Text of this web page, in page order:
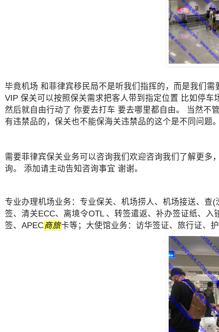
毕竟机场 和菲律宾移民局不是听我们指挥的，而是我们需
VIP 保关可以按照保关需求把客人带到指定位置 比如停
然后就自由行动了 你要去打车 要去哪里都自由。 当然不
有违禁品的，保关也不能保海关违禁品的这个是不同问题
需要菲律宾保关业务可以咨询我们欢迎咨询我们了解更多
询。 添加请主动告知咨询事宜 谢谢。
专业办理机场业务：专业保关、机场捞人、机场接送、
签、清关ECC、离境令OTL 、转签遣返、补办签证纸、
签、APEC商旅卡等；大使馆业务：访华签证、旅行证、